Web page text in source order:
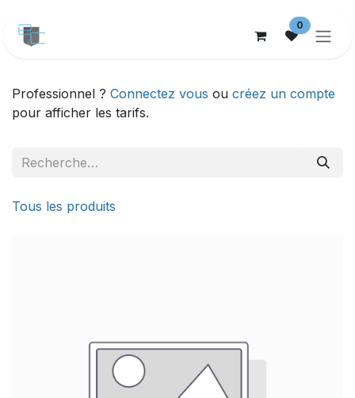
0
Professionnel ? Connectez vous ou créez un compte
pour afficher les tarifs.
Tous les produits